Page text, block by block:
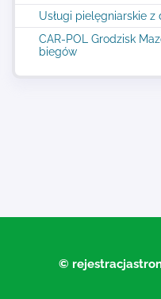
Usługi pielęgniarskie
CAR-POL Grodzisk
biegów
©